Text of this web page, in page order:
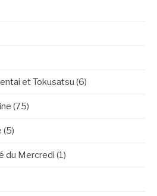
et Tokusatsu (6)
(75)
(5)
du Mercredi (1)